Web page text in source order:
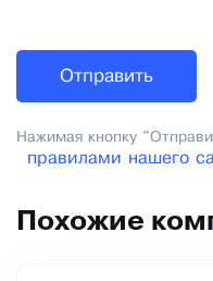
Нажимая кнопку
правилами нашего
Похожие